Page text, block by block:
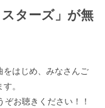
ターズ」が無
をはじめ、みなさんご
。
お聴きください！！